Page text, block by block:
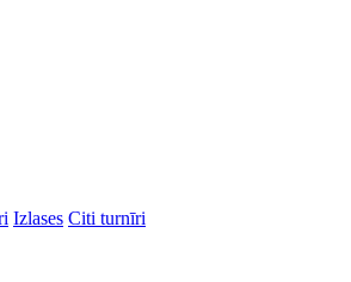
Izlases Citi turnīri